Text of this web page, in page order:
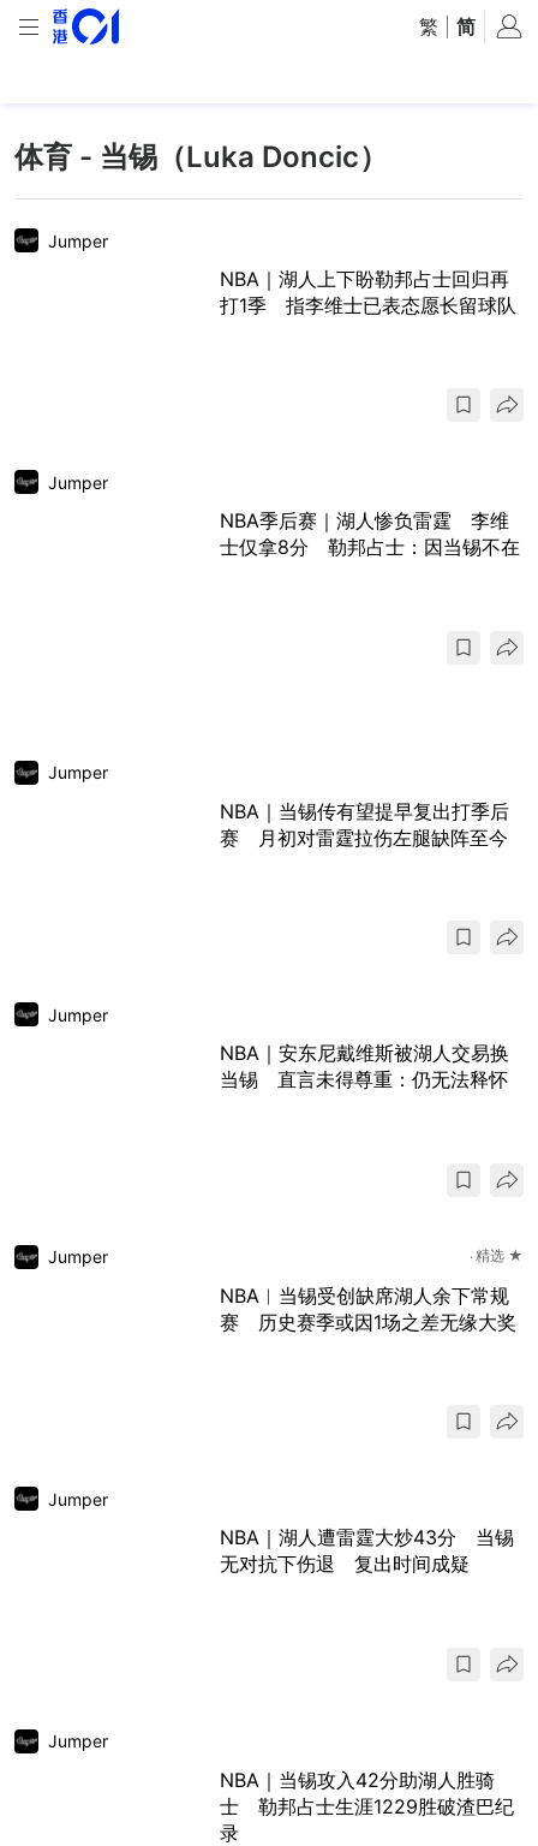
繁 简
体育 - 当锡（Luka Doncic）
Jumper
NBA｜湖人上下盼勒邦占士回归再
打1季 指李维士已表态愿长留球队
Jumper
NBA季后赛｜湖人惨负雷霆 李维
士仅拿8分 勒邦占士：因当锡不在
Jumper
NBA｜当锡传有望提早复出打季后
赛 月初对雷霆拉伤左腿缺阵至今
Jumper
NBA｜安东尼戴维斯被湖人交易换
当锡 直言未得尊重：仍无法释怀
Jumper 精选 ★
NBA︱当锡受创缺席湖人余下常规
赛 历史赛季或因1场之差无缘大奖
Jumper
NBA｜湖人遭雷霆大炒43分 当锡
无对抗下伤退 复出时间成疑
Jumper
NBA｜当锡攻入42分助湖人胜骑
士 勒邦占士生涯1229胜破渣巴纪
录